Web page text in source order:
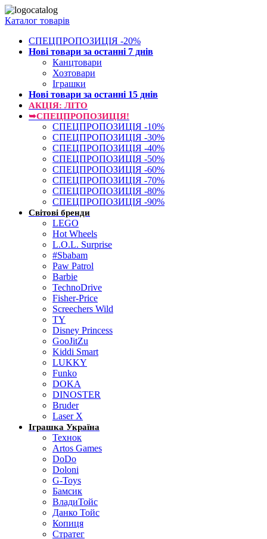
Каталог товарів
СПЕЦПРОПОЗИЦІЯ -20%
Нові товари за останнi 7 днiв
Канцтовари
Хозтовари
Іграшки
Нові товари за останнi 15 днiв
АКЦІЯ: ЛІТО
➥СПЕЦПРОПОЗИЦІЯ!
СПЕЦПРОПОЗИЦІЯ -10%
СПЕЦПРОПОЗИЦІЯ -30%
СПЕЦПРОПОЗИЦІЯ -40%
СПЕЦПРОПОЗИЦІЯ -50%
СПЕЦПРОПОЗИЦІЯ -60%
СПЕЦПРОПОЗИЦІЯ -70%
СПЕЦПРОПОЗИЦІЯ -80%
СПЕЦПРОПОЗИЦІЯ -90%
Світові бренди
LEGO
Hot Wheels
L.O.L. Surprise
#Sbabam
Paw Patrol
Barbie
TechnoDrive
Fisher-Price
Screechers Wild
TY
Disney Princess
GooJitZu
Kiddi Smart
LUKKY
Funko
DOKA
DINOSTER
Bruder
Laser X
Іграшка Україна
Технок
Artos Games
DoDo
Doloni
G-Toys
Бамсик
ВладиТойс
Данко Тойс
Копиця
Стратег